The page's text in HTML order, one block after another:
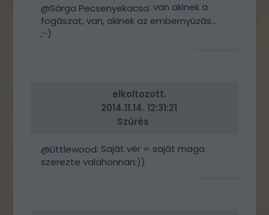
@Sárga Pecsenyekacsa: van akinek a
fogászat, van, akinek az embernyúzás...
;-)
elkoltozott.
2014.11.14. 12:31:21
Szűrés
@Littlewood: Saját vér = saját maga
szerezte valahonnan:))